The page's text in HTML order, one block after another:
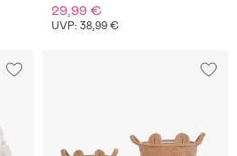
29,99 €
UVP: 38,99 €